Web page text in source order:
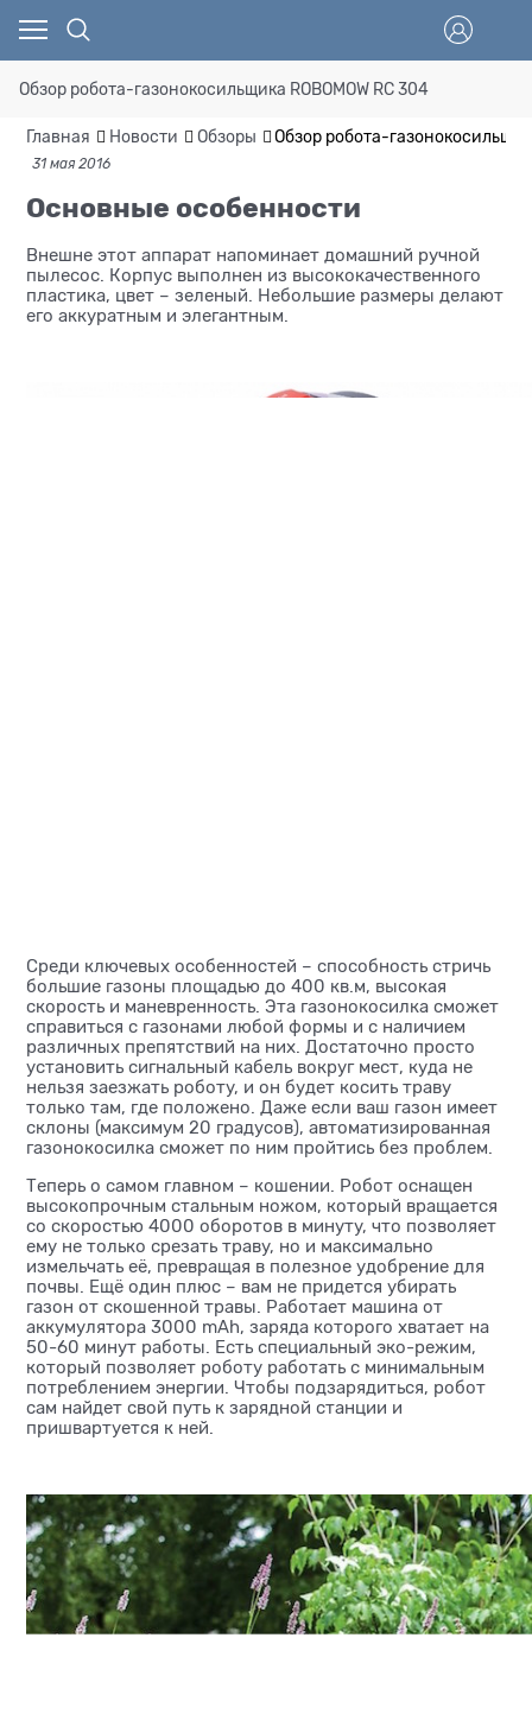
Обзор робота-газонокосильщика ROBOMOW RC 304
Главная Новости Обзоры Обзор робота-
31 мая 2016
Основные особенности
Внешне этот аппарат напоминает домашний ручной
пылесос. Корпус выполнен из высококачественного
пластика, цвет – зеленый. Небольшие размеры делают
его аккуратным и элегантным.
Среди ключевых особенностей – способность стричь
большие газоны площадью до 400 кв.м, высокая
скорость и маневренность. Эта газонокосилка сможет
справиться с газонами любой формы и с наличием
различных препятствий на них. Достаточно просто
установить сигнальный кабель вокруг мест, куда не
нельзя заезжать роботу, и он будет косить траву
только там, где положено. Даже если ваш газон имеет
склоны (максимум 20 градусов), автоматизированная
газонокосилка сможет по ним пройтись без проблем.
Теперь о самом главном – кошении. Робот оснащен
высокопрочным стальным ножом, который вращается
со скоростью 4000 оборотов в минуту, что позволяет
ему не только срезать траву, но и максимально
измельчать её, превращая в полезное удобрение для
почвы. Ещё один плюс – вам не придется убирать
газон от скошенной травы. Работает машина от
аккумулятора 3000 mAh, заряда которого хватает на
50-60 минут работы. Есть специальный эко-режим,
который позволяет роботу работать с минимальным
потреблением энергии. Чтобы подзарядиться, робот
сам найдет свой путь к зарядной станции и
пришвартуется к ней.